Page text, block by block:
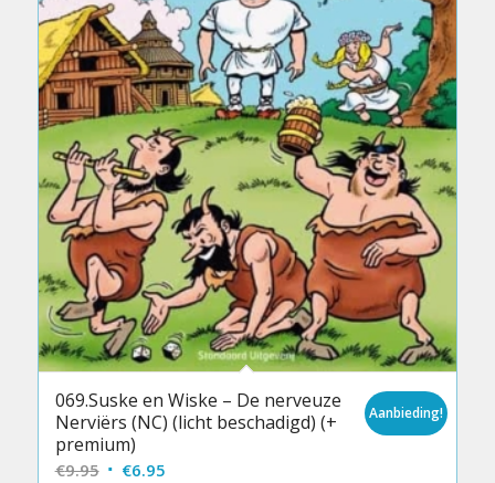
069.Suske en Wiske – De nerveuze
Nerviërs (NC) (licht beschadigd) (+
premium)
€9.95 Oorspronkelijke
€6.95Huidige
Aanbieding!